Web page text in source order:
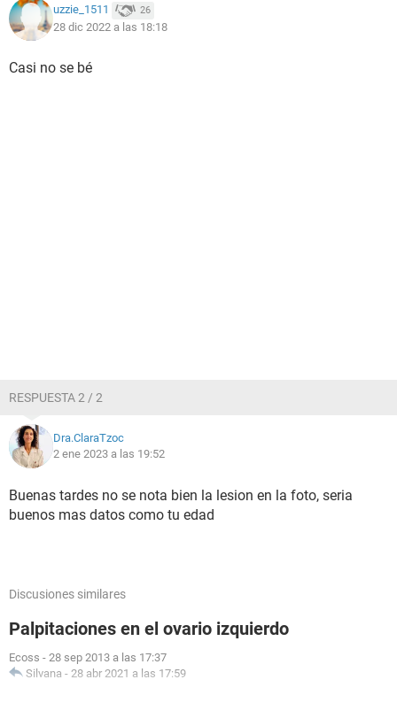
uzzie_1511 26
28 dic 2022 a las 18:18
Casi no se bé
RESPUESTA 2 / 2
Dra.ClaraTzoc
2 ene 2023 a las 19:52
Buenas tardes no se nota bien la lesion en la foto, seria
buenos mas datos como tu edad
Discusiones similares
Palpitaciones en el ovario izquierdo
Ecoss - 28 sep 2013 a las 17:37
Silvana - 28 abr 2021 a las 17:59